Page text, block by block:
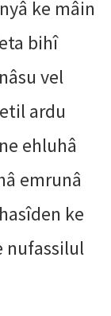
ke mâin
bihî
vel
ardu
ehluhâ
emrunâ
ke
nufassilul